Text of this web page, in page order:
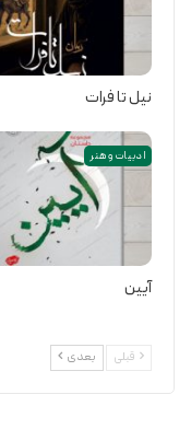
نیل تا فرات
ادبیات و هنر
آیین
قبلی بعدی